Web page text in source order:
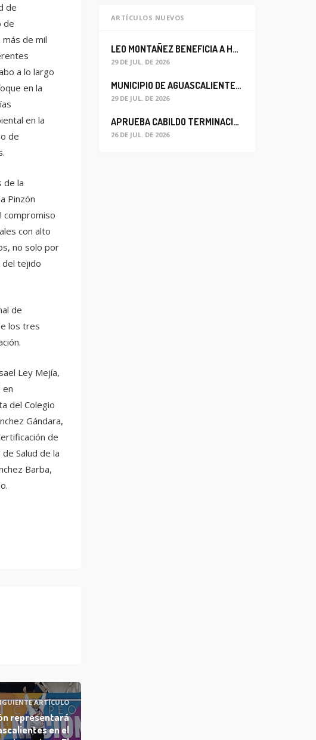
de
de
de mil
a lo largo
en la
en la
de
de la
Pinzón
compromiso
con alto
no solo por
del tejido
de
los tres
Ley Mejía,
en
del Colegio
Gándara,
de
Salud de la
Barba,
ARTÍCULO
representará
en el
ARTÍCULOS NUEVOS
LEO MONTAÑEZ BENEFICIA A HABITANTES DEL BARRIO DE LA SALUD CON MEJORA DEL ALCANTARILLADO SANITARIO
29 DE JUL. DE 2026
MUNICIPIO DE AGUASCALIENTES REABRE CIRCULACIÓN VEHICULAR EN LA CALLE JOSEFA ORTIZ DE DOMÍNGUEZ
29 DE JUL. DE 2026
APRUEBA CABILDO TERMINACIÓN ANTICIPADA DEL CONTRATO PARA EL PROYECTO DE MODERNIZACIÓN DEL SISTEMA DE ALUMBRADO
26 DE JUL. DE 2026